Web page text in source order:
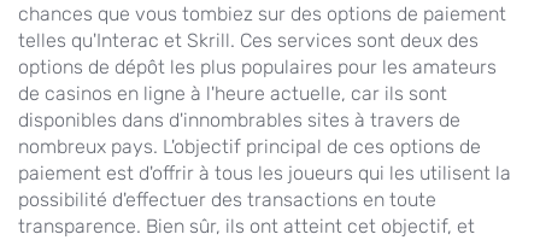
chances que vous tombiez sur des options de paiement
telles qu'Interac et Skrill. Ces services sont deux des
options de dépôt les plus populaires pour les amateurs
de casinos en ligne à l'heure actuelle, car ils sont
disponibles dans d'innombrables sites à travers de
nombreux pays. L'objectif principal de ces options de
paiement est d'offrir à tous les joueurs qui les utilisent la
possibilité d'effectuer des transactions en toute
transparence. Bien sûr, ils ont atteint cet objectif, et